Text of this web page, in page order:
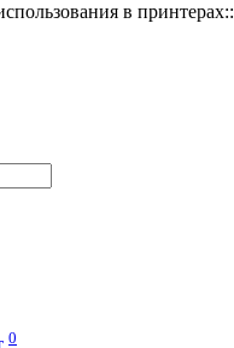
в принтерах::
0